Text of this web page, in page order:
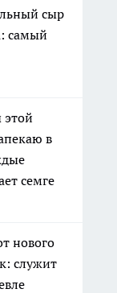
сыр
самый
в
семге
нового
служит